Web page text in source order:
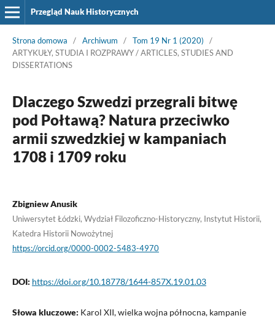
Przegląd Nauk Historycznych
Strona domowa / Archiwum / Tom 19 Nr 1 (2020)
/
ARTYKUŁY, STUDIA I ROZPRAWY / ARTICLES, STUDIES AND
DISSERTATIONS
Dlaczego Szwedzi przegrali bitwę
pod Połtawą? Natura przeciwko
armii szwedzkiej w kampaniach
1708 i 1709 roku
Zbigniew Anusik
Uniwersytet Łódzki, Wydział Filozoficzno-Historyczny, Instytut Historii,
Katedra Historii Nowożytnej
https://orcid.org/0000-0002-5483-4970
DOI: https://doi.org/10.18778/1644-857X.19.01.03
Słowa kluczowe: Karol XII, wielka wojna północna, kampanie